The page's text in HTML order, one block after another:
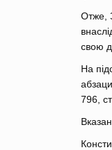
Отже,
свою
На
796,